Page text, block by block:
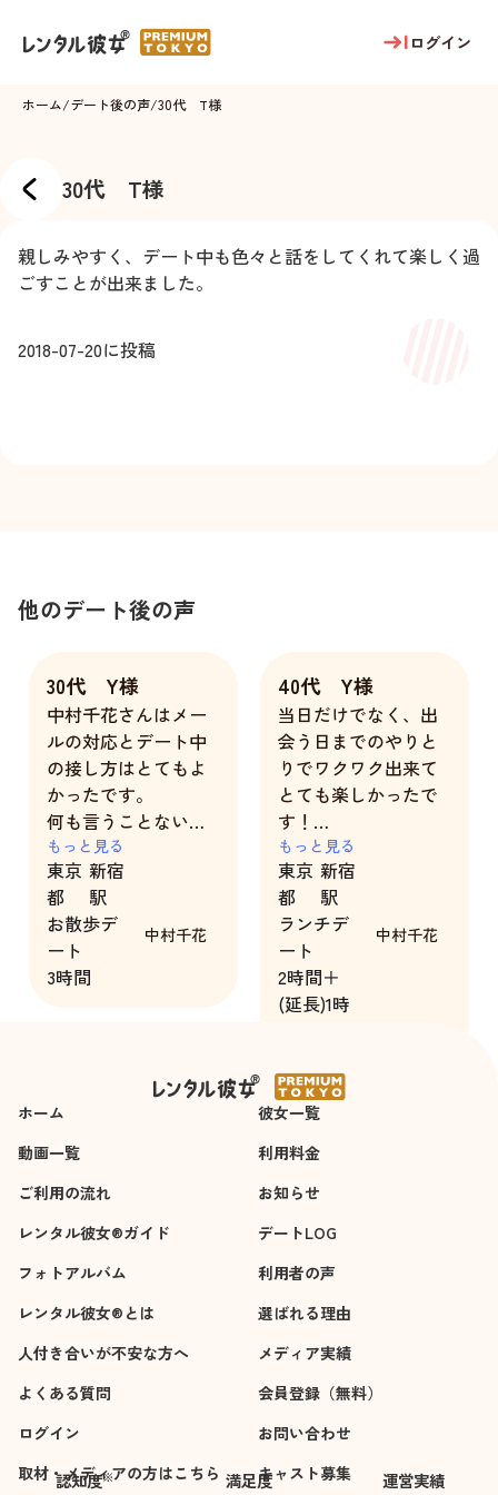
ログイン
ホーム/デート後の声/30代 Т様
30代 Т様
親しみやすく、デート中も色々と話をしてくれて楽しく過
ごすことが出来ました。
2018-07-20に投稿
他のデート後の声
30代 Y様
中村千花さんはメー
ルの対応とデート中
の接し方はとてもよ
かったです。
何も言うことないで
すね、100点満点で
す。
やはり店長ですね。
もっと見る
東京
都
新宿
駅
お散歩デ
ート
3時間
中村千花
40代 Y様
当日だけでなく、出
会う日までのやりと
りでワクワク出来て
とても楽しかったで
す！
悪い点はありませ
ん！
一瞬でも不快な時間
は無く、最高の思い
出になりました！
もっと見る
東京
都
新宿
駅
ランチデ
ート
2時間＋
(延長)1時
中村千花
ホーム
彼女一覧
動画一覧
利用料金
ご利用の流れ
お知らせ
レンタル彼女®ガイド
デートLOG
フォトアルバム
利用者の声
レンタル彼女®とは
選ばれる理由
人付き合いが不安な方へ
メディア実績
よくある質問
会員登録（無料）
ログイン
お問い合わせ
取材・メディアの方はこちら
キャスト募集
認知度※ 満足度 運営実績